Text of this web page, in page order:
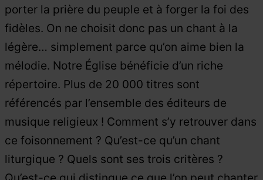
porter la prière du peuple et à forger la foi des
fidèles. On ne choisit donc pas un chant à la
légère… simplement parce qu’on aime bien la
mélodie. Notre Église bénéficie d’un riche
répertoire. Plus de 20 000 titres sont
référencés par l’ensemble des éditeurs de
musique religieux ! Comment s’y retrouver dans
ce foisonnement ? Qu’est-ce qu’un chant
liturgique ? Quels sont ses trois critères ?